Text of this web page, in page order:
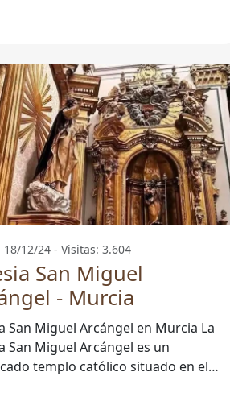
18/12/24 - Visitas: 3.604
San Miguel
- Murcia
San Miguel Arcángel en Murcia La
San Miguel Arcángel es un
templo católico situado en el